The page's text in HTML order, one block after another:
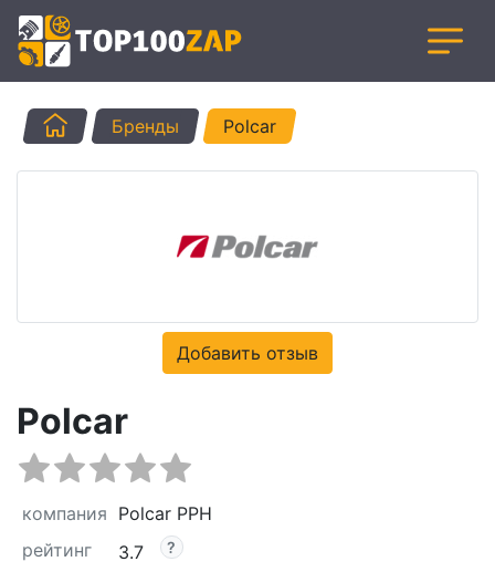
ГлавнаяБренды Polcar
Добавить отзыв
Polcar
компания Polcar PPH
рейтинг
3.7